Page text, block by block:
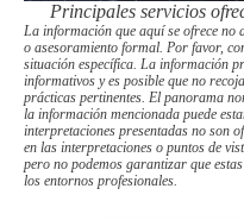
Principales servicios
La información que aquí se ofrece no
o asesoramiento formal. Por favor,
situación específica. La información
informativos y es posible que no
prácticas pertinentes. El panorama
la información mencionada puede
interpretaciones presentadas no son
en las interpretaciones o puntos de
pero no podemos garantizar que
los entornos profesionales.